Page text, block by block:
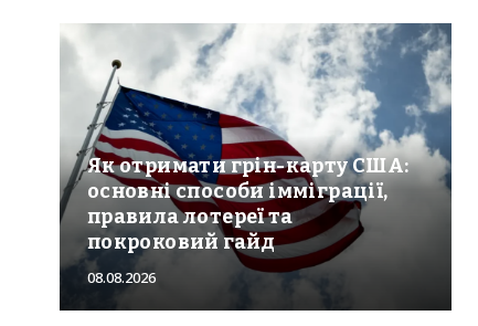
Як отримати грін-карту США:
основні способи імміграції,
правила лотереї та
покроковий гайд
08.08.2026